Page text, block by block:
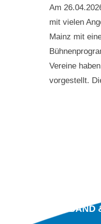
Am
mit vielen
Mainz mit
Vereine
vorgestellt.